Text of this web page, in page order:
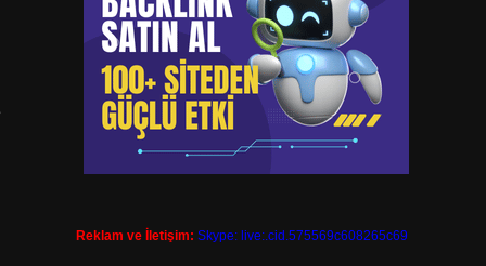
Reklam ve İletişim: Skype: live:.cid.575569c608265c69